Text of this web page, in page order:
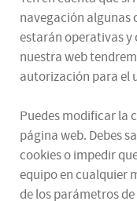
navegación algunas
estarán operativas y
nuestra web
autorización para el
Puedes modificar la
página web. Debes
cookies o impedir
equipo en cualquier
de los parámetros